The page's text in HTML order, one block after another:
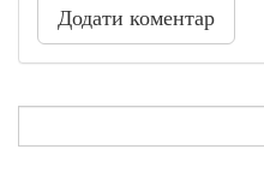
Додати коментар